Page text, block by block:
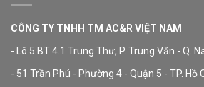
CÔNG TY TNHH TM AC&R VIỆT NAM
- Lô 5 BT 4.1 Trung Thư, P. Trung Văn - Q.
- 51 Trần Phú - Phường 4 - Quận 5 - TP. Hồ